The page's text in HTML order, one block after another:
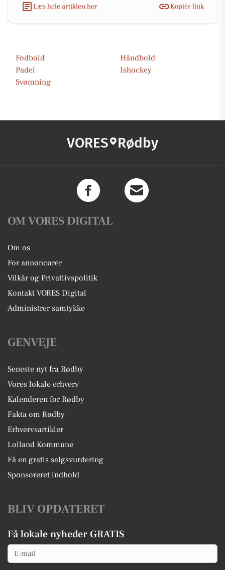
Læs hele artiklen her
Kopiér link
Fodbold
Håndbold
Padel
Ishockey
Svømning
VORES Rødby
OM VORES DIGITAL
Om os
For annoncører
Vilkår og Privatlivspolitik
Kontakt VORES Digital
Administrer samtykke
GENVEJE
Seneste nyt fra Rødby
Vores lokale erhverv
Kalenderen for Rødby
Fakta om Rødby
Erhvervsartikler
Lolland Kommune
Få en gratis salgsvurdering
Sponsoreret indhold
BLIV OPDATERET
Få lokale nyheder GRATIS
Email